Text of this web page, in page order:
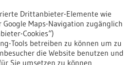
Drittanbieter-Elemente wie
Google Maps-Navigation zugänglich
Cookies“)
Tools betreiben zu können um zu
die Website benutzen und
Sie umsetzen zu können